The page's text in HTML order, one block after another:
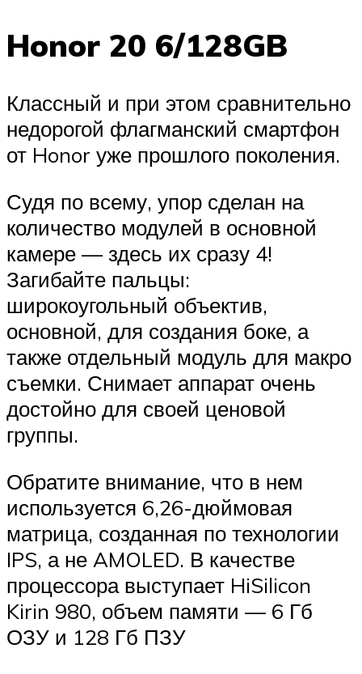
Honor 20 6/128GB
Классный и при этом сравнительно
недорогой флагманский смартфон
от Honor уже прошлого поколения.
Судя по всему, упор сделан на
количество модулей в основной
камере — здесь их сразу 4!
Загибайте пальцы:
широкоугольный объектив,
основной, для создания боке, а
также отдельный модуль для макро
съемки. Снимает аппарат очень
достойно для своей ценовой
группы.
Обратите внимание, что в нем
используется 6,26-дюймовая
матрица, созданная по технологии
IPS, а не AMOLED. В качестве
процессора выступает HiSilicon
Kirin 980, объем памяти — 6 Гб
ОЗУ и 128 Гб ПЗУ